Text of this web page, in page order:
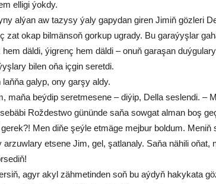
el­li­gi ýok­dy.
al­ýan aw ta­zy­sy ýa­ly ga­py­dan gi­ren Ji­miň göz­le­ri
zat okap bil­män­soň gor­kup ug­ra­dy. Bu ga­ra­ýyş­lar
däl­di, ýig­renç hem däl­di – onuň ga­ra­şan
bi­len oňa iç­gin se­ret­di.
laň­ňa ga­lyp, ony gar­şy al­dy.
ma­ňa beý­dip se­ret­me­se­ne – di­ýip, Del­la ses­len­di. –
Rož­dest­wo gü­nün­de sa­ňa sow­gat al­man boş
Men di­ňe şeý­le et­mä­ge mej­bur bol­dum.
ar­zuw­la­ry et­se­ne Jim, gel, şat­la­na­ly. Sa­ňa nä­hi­li
agyr akyl zäh­me­tin­den soň bu aý­dyň ha­ky­ka­ta